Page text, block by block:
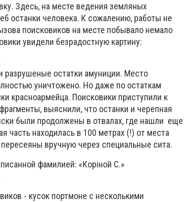
Здесь, на месте ведения земляных
останки человека. К сожалению, работы не
поисковиков на месте побывало немало
увидели безрадостную картину:
разрушеные остатки амуниции. Место
уничтожено. Но даже по остаткам
красноармейца. Поисковики приступили к
выяснили, что останки и черепная
были продолжены в отвалах, где нашли еще
часть находилась в 100 метрах (!) от места
вручную через специальные сита.
фамилией: «Коріной С.»
- кусок портмоне с несколькими